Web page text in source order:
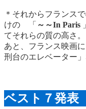
＊それからフランス
けの 「 ～～In Paris
てそれらの質の高さ。
あと、フランス映画
刑台のエレベーター
ベスト７発表